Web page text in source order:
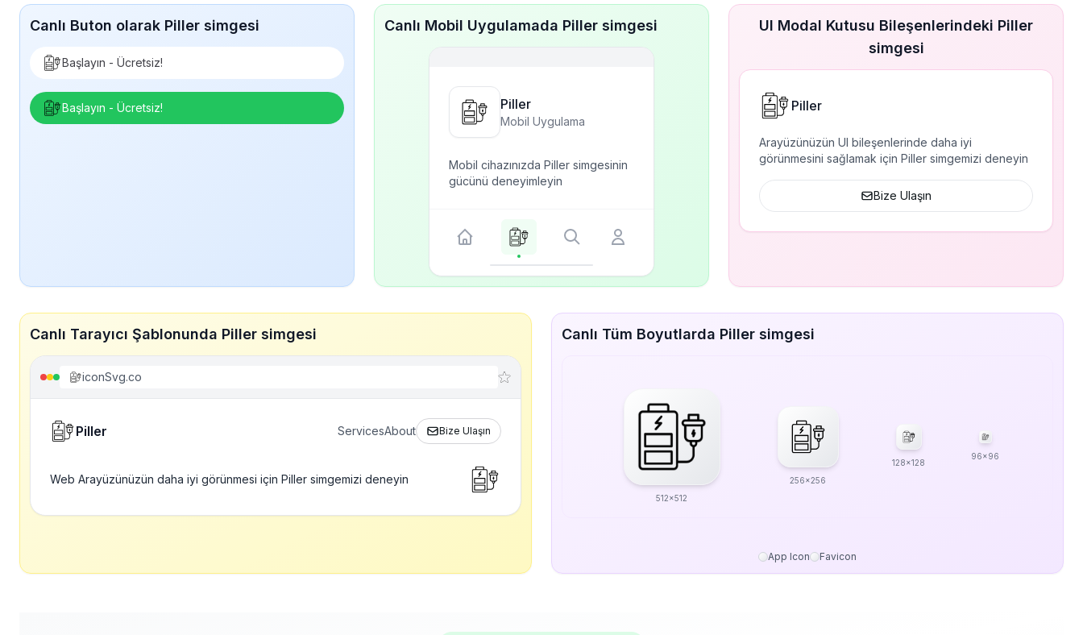
Canlı Buton olarak Piller simgesi
Başlayın - Ücretsiz!
Başlayın - Ücretsiz!
Canlı Mobil Uygulamada Piller simgesi
Piller
Mobil Uygulama
Mobil cihazınızda Piller simgesinin
gücünü deneyimleyin
UI Modal Kutusu Bileşenlerindeki Piller
simgesi
Piller
Arayüzünüzün UI bileşenlerinde daha iyi
görünmesini sağlamak için Piller simgemizi deneyin
Bize Ulaşın
Canlı Tarayıcı Şablonunda Piller simgesi
iconSvg.co
Piller ServicesAbout Bize Ulaşın
Web Arayüzünüzün daha iyi görünmesi için Piller simgemizi deneyin
Canlı Tüm Boyutlarda Piller simgesi
512x512
256x256
128x128
96x96
App Icon Favicon